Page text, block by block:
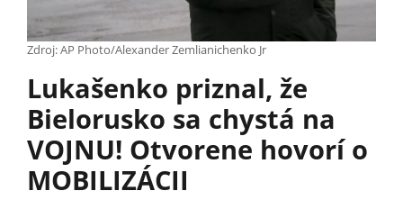
Zdroj: AP Photo/Alexander Zemlianichenko Jr
Lukašenko priznal, že
Bielorusko sa chystá na
VOJNU! Otvorene hovorí o
MOBILIZÁCII